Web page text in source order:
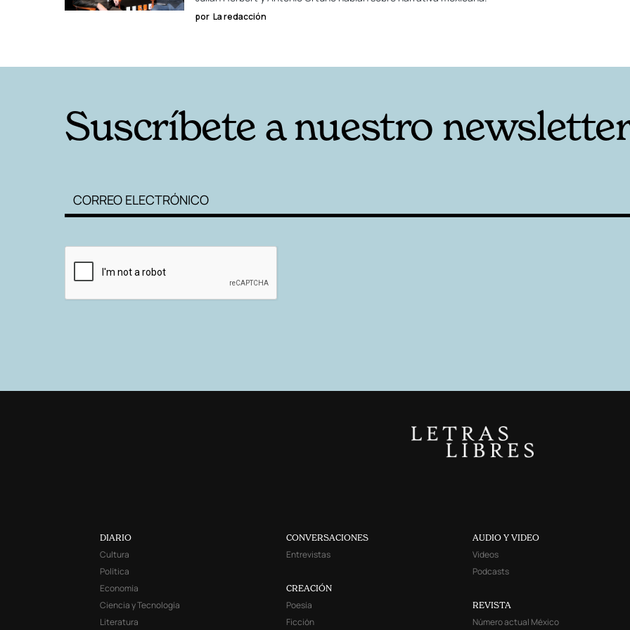
por La redacción
Suscríbete a nuestro
DIARIO
Cultura
Política
Economía
Ciencia y Tecnología
Literatura
CONVERSACIONES
Entrevistas
CREACIÓN
Poesía
Ficción
AUDIO Y VIDEO
Videos
Podcasts
REVISTA
Número actual México